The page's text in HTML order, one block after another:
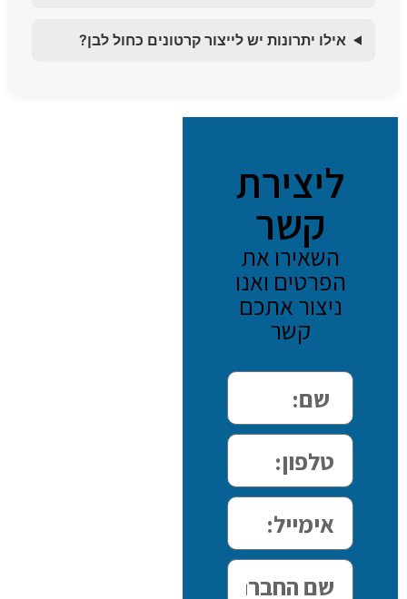
אילו יתרונות יש לייצור קרטונים כחול לבן?
ליצירת
קשר
השאירו את
הפרטים ואנו
ניצור אתכם
קשר